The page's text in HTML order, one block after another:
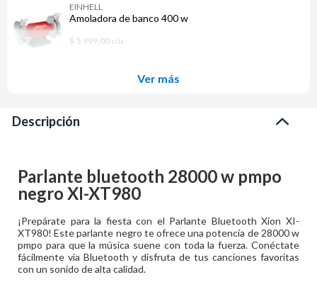
EINHELL
Amoladora de banco 400 w
$ 5.999,00 c/u
Ver más
Descripción
Parlante bluetooth 28000 w pmpo
negro XI-XT980
¡Prepárate para la fiesta con el Parlante Bluetooth Xion XI-
XT980! Este parlante negro te ofrece una potencia de 28000 w
pmpo para que la música suene con toda la fuerza. Conéctate
fácilmente vía Bluetooth y disfruta de tus canciones favoritas
con un sonido de alta calidad.